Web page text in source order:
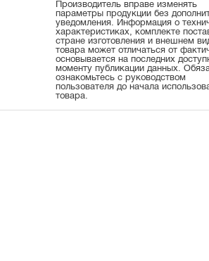
Производитель вправе изменять
параметры продукции без
уведомления. Информация о
характеристиках, комплекте
стране изготовления и внешнем
товара может отличаться от
основывается на последних
моменту публикации данных.
ознакомьтесь с руководством
пользователя до начала
товара.